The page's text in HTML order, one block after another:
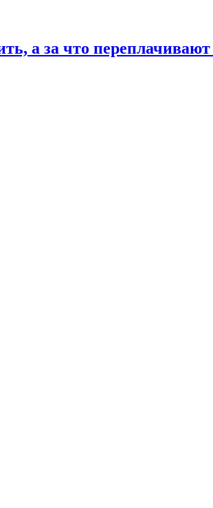
а за что переплачивают